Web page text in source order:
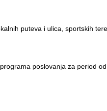
puteva i ulica, sportskih
poslovanja za period